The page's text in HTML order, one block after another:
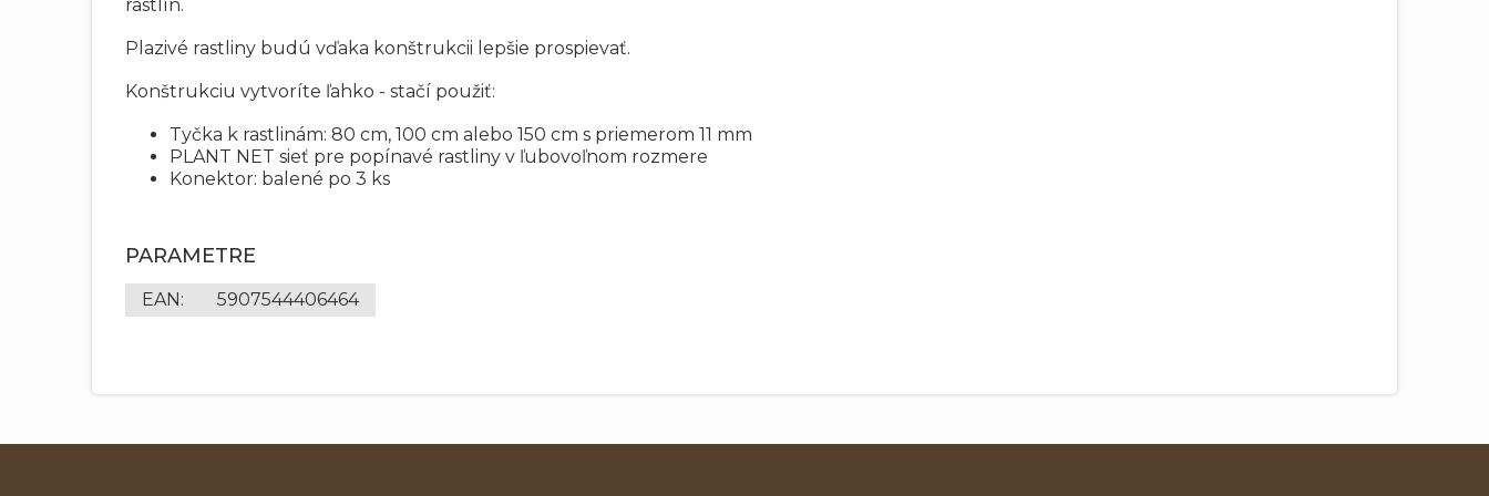
rastlín.
Plazivé rastliny budú vďaka konštrukcii lepšie prospievať.
Konštrukciu vytvoríte ľahko - stačí použiť:
Tyčka k rastlinám: 80 cm, 100 cm alebo 150 cm s priemerom 11 mm
PLANT NET sieť pre popínavé rastliny v ľubovoľnom rozmere
Konektor: balené po 3 ks
PARAMETRE
EAN: 5907544406464